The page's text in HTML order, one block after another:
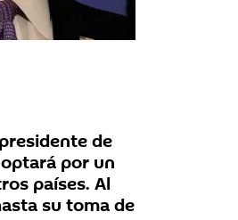
de
por un
países. Al
su toma de